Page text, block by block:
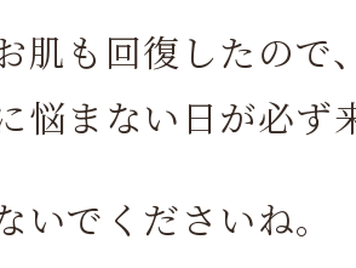
肌も回復したので
悩まない日が必ず
いでくださいね。